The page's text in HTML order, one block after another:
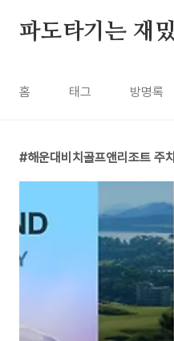
파도타기는 재
홈 태그 방명록
해운대비치골프앤리조트 주